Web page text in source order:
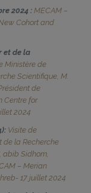
2024 : MECAM –
Cohort and
et de la
Ministère de
Scientifique, M.
de
Centre for
2024
Visite de
de la Recherche
abib Sidhom,
– Merian
17 juillet 2024